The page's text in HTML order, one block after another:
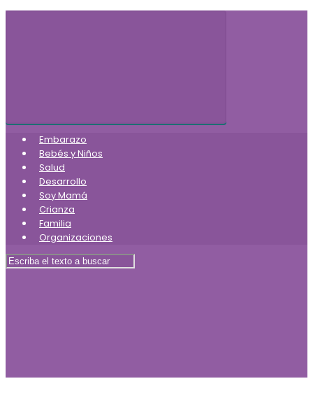
Embarazo
Bebés y Niños
Salud
Desarrollo
Soy Mamá
Crianza
Familia
Organizaciones